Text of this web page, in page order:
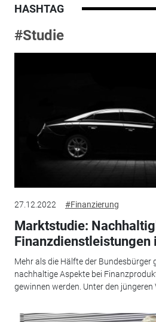
HASHTAG
#Studie
27.12.2022 #Finanzierung
Marktstudie:
Mehr als die Hälfte der Bundesbürger
nachhaltige Aspekte bei
gewinnen werden. Unter den